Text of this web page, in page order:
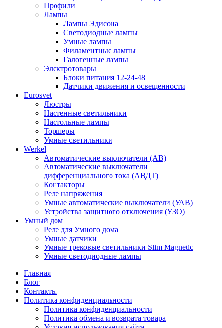
Профили
Лампы
Лампы Эдисона
Светодиодные лампы
Умные лампы
Филаментные лампы
Галогенные лампы
Электротовары
Блоки питания 12-24-48
Датчики движения и освещенности
Eurosvet
Люстры
Настенные светильники
Настольные лампы
Торшеры
Умные светильники
Werkel
Автоматические выключатели (АВ)
Автоматические выключатели
дифференциального тока (АВДТ)
Контакторы
Реле напряжения
Умные автоматические выключатели (УАВ)
Устройства защитного отключения (УЗО)
Умный дом
Реле для Умного дома
Умные датчики
Умные трековые светильники Slim Magnetic
Умные светодиодные лампы
Главная
Блог
Контакты
Политика конфиденциальности
Политика конфиденциальности
Политика обмена и возврата товара